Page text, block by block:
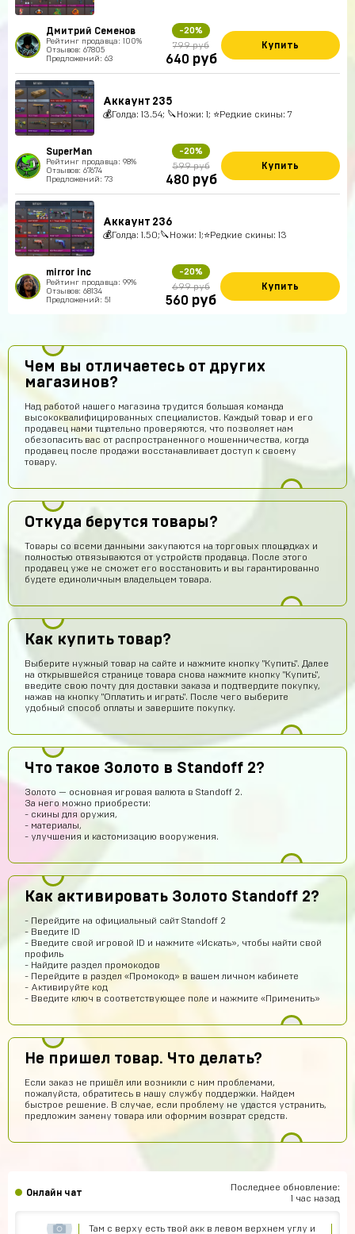
Дмитрий Семенов
Рейтинг продавца: 100%
Отзывов: 67805
Предложений: 63
-20%
799 руб
640 руб
Купить
Аккаунт 235
💰Голда: 13.54; 🔪Ножи: 1; ⭐️Редкие скины: 7
SuperMan
Рейтинг продавца: 98%
Отзывов: 67674
Предложений: 73
-20%
599 руб
480 руб
Купить
Аккаунт 236
💰Голда: 1.50;🔪Ножи: 1;⭐️Редкие скины: 13
mirror inc
Рейтинг продавца: 99%
Отзывов: 68134
Предложений: 51
-20%
699 руб
560 руб
Купить
Чем вы отличаетесь от других
магазинов?
Над работой нашего магазина трудится большая команда
высококвалифицированных специалистов. Каждый товар и его
продавец нами тщательно проверяются, что позволяет нам
обезопасить вас от распространенного мошенничества, когда
продавец после продажи восстанавливает доступ к своему
товару.
Откуда берутся товары?
Товары со всеми данными закупаются на торговых площадках и
полностью отвязываются от устройств продавца. После этого
продавец уже не сможет его восстановить и вы гарантированно
будете единоличным владельцем товара.
Как купить товар?
Выберите нужный товар на сайте и нажмите кнопку "Купить". Далее
на открывшейся странице товара снова нажмите кнопку "Купить",
введите свою почту для доставки заказа и подтвердите покупку,
нажав на кнопку "Оплатить и играть". После чего выберите
удобный способ оплаты и завершите покупку.
Что такое Золото в Standoff 2?
Золото — основная игровая валюта в Standoff 2.
За него можно приобрести:
- скины для оружия,
- материалы,
- улучшения и кастомизацию вооружения.
Как активировать Золото Standoff 2?
- Перейдите на официальный сайт Standoff 2
- Введите ID
- Введите свой игровой ID и нажмите «Искать», чтобы найти свой
профиль
- Найдите раздел промокодов
- Перейдите в раздел «Промокод» в вашем личном кабинете
- Активируйте код
- Введите ключ в соответствующее поле и нажмите «Применить»
Не пришел товар. Что делать?
Если заказ не пришёл или возникли с ним проблемами,
пожалуйста, обратитесь в нашу службу поддержки. Найдем
быстрое решение. В случае, если проблему не удастся устранить,
предложим замену товара или оформим возврат средств.
Онлайн чат
Последнее обновление:
1 час назад
Макс Коробков 14 часов назад
Топчик. Акк пришел теперь рублуюсь на нормальном а
не на дешманском лол
Лёша Бикметов
Pizdavam
TOP
Обратитесь к нам в поддержку по контактам,
представленным на сайте. Вам обязательно
помогут получить заказ.
ЕК
Егор Карачев 9 часов назад
Топ сайт!
9 часов назад
Подскажите как решить проблему с оплатой через
телефон, вечная загрузка
Топ
Vladimir Shumskiy
Там с верху есть твой акк в левом верхнем углу и